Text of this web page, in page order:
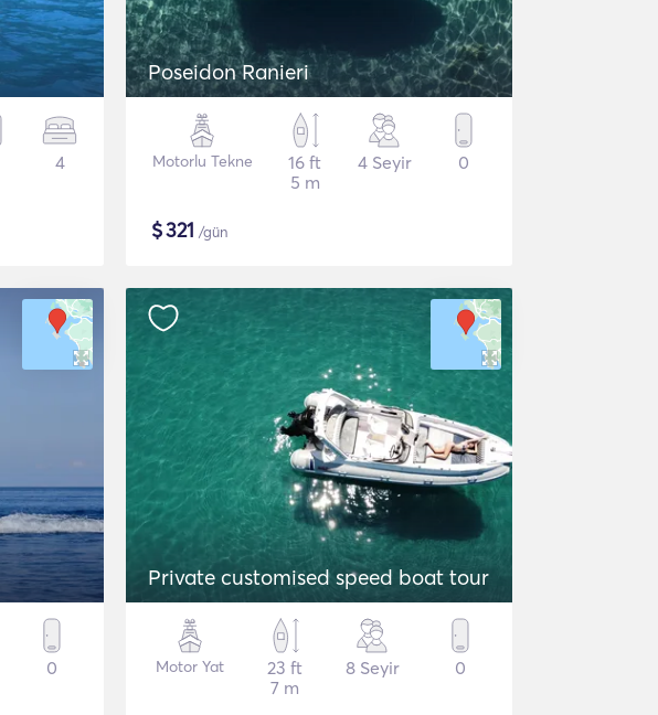
4
Poseidon Ranieri
Motorlu Tekne
16 ft
5 m
4 Seyir 0
$321 /gün
0
Private customised speed boat tour
Motor Yat
23 ft
7 m
8 Seyir 0